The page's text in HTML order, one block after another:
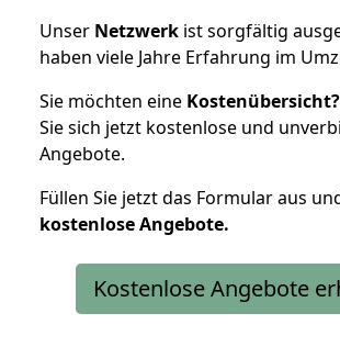
Unser Netzwerk ist sorgfältig
haben viele Jahre Erfahrung im
Sie möchten eine Kostenübersicht?
Sie sich jetzt kostenlose und
Angebote.
Füllen Sie jetzt das Formular aus
kostenloseAngebote.
Kostenlose Angebote